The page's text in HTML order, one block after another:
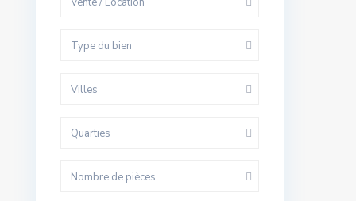
Type du bien
Villes
Quarties
Nombre de pièces